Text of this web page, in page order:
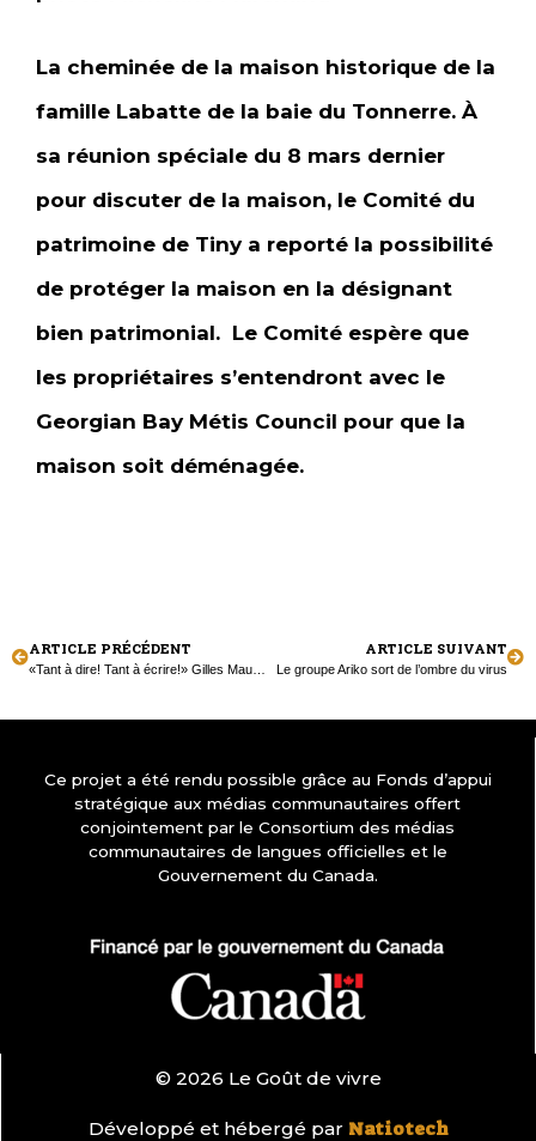
La cheminée de la maison historique de la
famille Labatte de la baie du Tonnerre. À
sa réunion spéciale du 8 mars dernier
pour discuter de la maison, le Comité du
patrimoine de Tiny a reporté la possibilité
de protéger la maison en la désignant
bien patrimonial. Le Comité espère que
les propriétaires s’entendront avec le
Georgian Bay Métis Council pour que la
maison soit déménagée.
ARTICLE PRÉCÉDENT ARTICLE SUIVANT
Le groupe Ariko sort de l’ombre du virus
Ce projet a été rendu possible grâce au Fonds d’appui
stratégique aux médias communautaires offert
conjointement par le Consortium des médias
communautaires de langues officielles et le
Gouvernement du Canada.
© 2026 Le Goût de vivre
Développé et hébergé par Natiotech